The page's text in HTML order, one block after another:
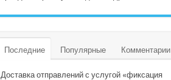
Последние Популярные Комментарии
Доставка отправлений с услугой «фиксация